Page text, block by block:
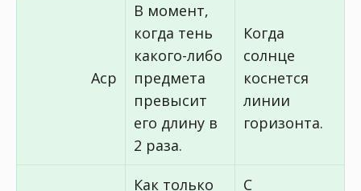
Аср
В момент,
когда тень
какого-либо
предмета
превысит
его длину в
2 раза.
Когда
солнце
коснется
линии
горизонта.
Как только
С